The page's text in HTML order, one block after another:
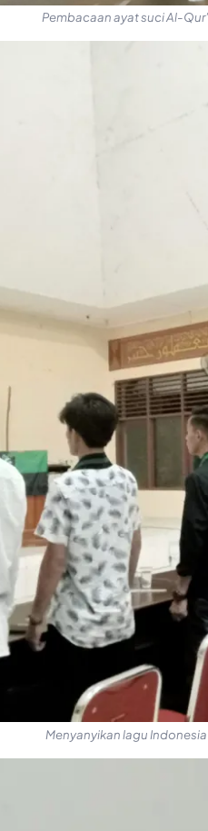
Pembacaan ayat suci Al-
Menyanyikan lagu Indonesia